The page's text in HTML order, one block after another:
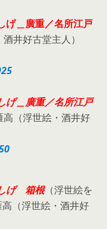
げ＿廣重／名所江戸
井好古堂主人）
げ＿廣重／名所江戸
浮世絵・酒井好
げ 箱根（浮世絵を
（浮世絵・酒井好